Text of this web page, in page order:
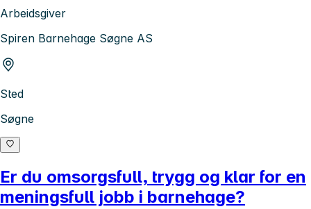
Arbeidsgiver
Spiren Barnehage Søgne AS
Sted
Søgne
Er du omsorgsfull, trygg og klar for en
meningsfull jobb i barnehage?